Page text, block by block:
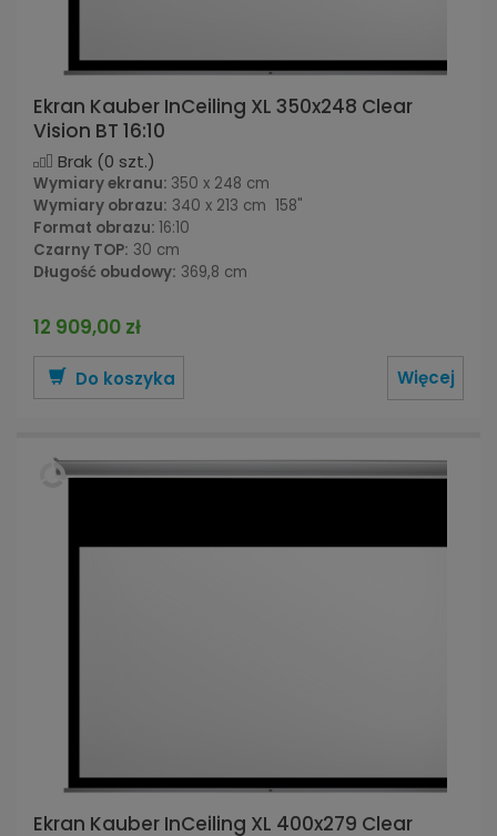
Ekran Kauber InCeiling XL 350x248 Clear
Vision BT 16:10
Brak (0 szt.)
Wymiary ekranu: 350 x 248 cm
Wymiary obrazu: 340 x 213 cm 158"
Format obrazu: 16:10
Czarny TOP: 30 cm
Długość obudowy: 369,8 cm
12 909,00 zł
Do koszyka Więcej
Ekran Kauber InCeiling XL 400x279 Clear